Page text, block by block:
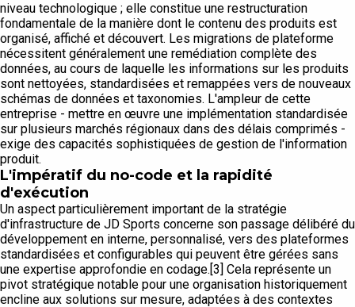
niveau technologique ; elle constitue une restructuration
fondamentale de la manière dont le contenu des produits est
organisé, affiché et découvert. Les migrations de plateforme
nécessitent généralement une remédiation complète des
données, au cours de laquelle les informations sur les produits
sont nettoyées, standardisées et remappées vers de nouveaux
schémas de données et taxonomies. L'ampleur de cette
entreprise - mettre en œuvre une implémentation standardisée
sur plusieurs marchés régionaux dans des délais comprimés -
exige des capacités sophistiquées de gestion de l'information
produit.
L'impératif du no-code et la rapidité
d'exécution
Un aspect particulièrement important de la stratégie
d'infrastructure de JD Sports concerne son passage délibéré du
développement en interne, personnalisé, vers des plateformes
standardisées et configurables qui peuvent être gérées sans
une expertise approfondie en codage.[3] Cela représente un
pivot stratégique notable pour une organisation historiquement
encline aux solutions sur mesure, adaptées à des contextes